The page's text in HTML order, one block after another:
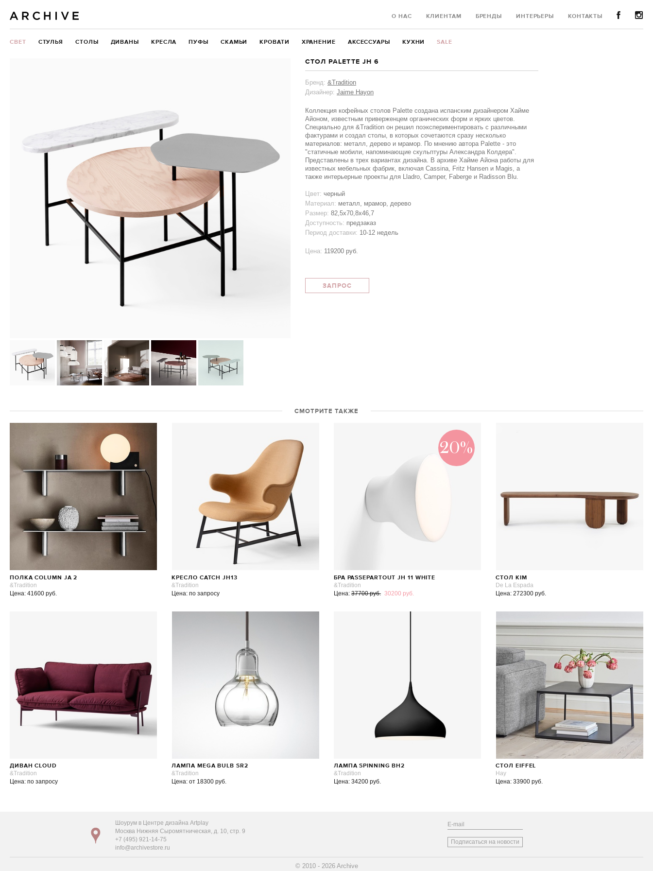
СВЕТ СТУЛЬЯ СТОЛЫ ДИВАНЫ КРЕСЛА ПУФЫ СКАМЬИ КРОВАТИ ХРАНЕНИЕ АКСЕССУАРЫ КУХНИ SALE
О НАС КЛИЕНТАМ БРЕНДЫ ИНТЕРЬЕРЫ КОНТАКТЫ
СТОЛ PALETTE JH 6
Бренд: &Tradition
Дизайнер: Jaime Hayon
Коллекция кофейных столов Palette создана испанским дизайнером Хайме
Айоном, известным приверженцем органических форм и ярких цветов.
Специально для &Tradition он решил поэкспериментировать с различными
фактурами и создал столы, в которых сочетаются сразу несколько
материалов: металл, дерево и мрамор. По мнению автора Palette - это
"статичные мобили, напоминающие скульптуры Александра Колдера".
Представлены в трех вариантах дизайна. В архиве Хайме Айона работы для
известных мебельных фабрик, включая Cassina, Fritz Hansen и Magis, а
также интерьерные проекты для Lladro, Camper, Faberge и Radisson Blu.
Цвет: черный
Материал: металл, мрамор, дерево
Размер: 82,5х70,8х46,7
Доступность: предзаказ
Период доставки: 10-12 недель
Цена: 119200 руб.
ЗАПРОС
СМОТРИТЕ ТАКЖЕ
ПОЛКА COLUMN JA 2
&Tradition
Цена: 41600 руб.
КРЕСЛО CATCH JH13
&Tradition
Цена: по запросу
20%
БРА PASSEPARTOUT JH 11 WHITE
&Tradition
Цена: 37700 руб. 30200 руб.
СТОЛ KIM
De La Espada
Цена: 272300 руб.
ДИВАН CLOUD
&Tradition
Цена: по запросу
ЛАМПА MEGA BULB SR2
&Tradition
Цена: от 18300 руб.
ЛАМПА SPINNING BH2
&Tradition
Цена: 34200 руб.
СТОЛ EIFFEL
Hay
Цена: 33900 руб.
Шоурум в Центре дизайна Artplay
Москва Нижняя Сыромятническая, д. 10, стр. 9
+7 (495) 921-14-75
info@archivestore.ru
Подписаться на новости
© 2010 - 2026 Archive